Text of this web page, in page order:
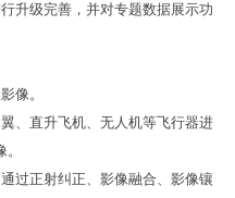
级完善，并对专题数据展示功
像。
直升飞机、无人机等飞行器进
正射纠正、影像融合、影像镶